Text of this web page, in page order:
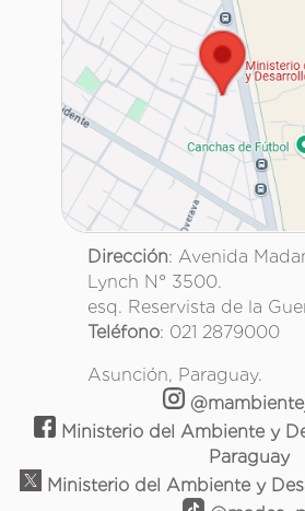
Dirección: Avenida
Lynch N° 3500.
esq. Reservista de la
Teléfono: 021 2879000
Asunción, Paraguay.
Ministerio del Ambiente y
Paraguay
Ministerio del Ambiente y